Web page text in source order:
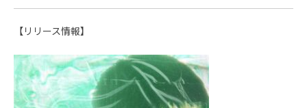
【リリース情報】